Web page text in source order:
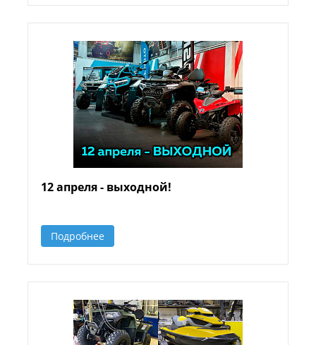
12 апреля - выходной!
Подробнее